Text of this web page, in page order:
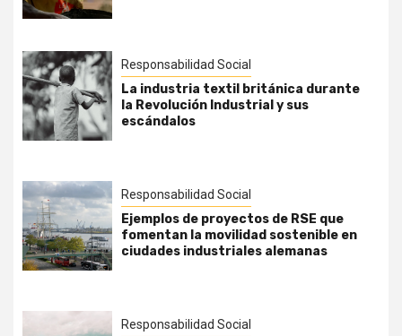
Responsabilidad Social
La industria textil británica durante
la Revolución Industrial y sus
escándalos
Responsabilidad Social
Ejemplos de proyectos de RSE que
fomentan la movilidad sostenible en
ciudades industriales alemanas
Responsabilidad Social